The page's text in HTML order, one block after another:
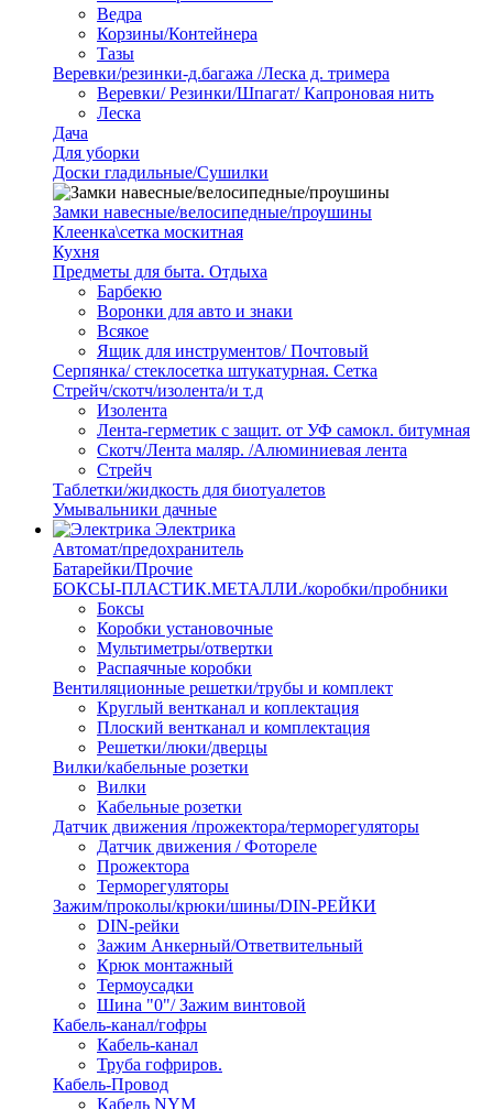
Ведра
Корзины/Контейнера
Тазы
Веревки/резинки-д.багажа /Леска д. тримера
Веревки/ Резинки/Шпагат/ Капроновая нить
Леска
Дача
Для уборки
Доски гладильные/Сушилки
Замки навесные/велосипедные/проушины
Клеенка\сетка москитная
Кухня
Предметы для быта. Отдыха
Барбекю
Воронки для авто и знаки
Всякое
Ящик для инструментов/ Почтовый
Серпянка/ стеклосетка штукатурная. Сетка
Стрейч/скотч/изолента/и т.д
Изолента
Лента-герметик с защит. от УФ самокл. битумная
Скотч/Лента маляр. /Алюминиевая лента
Стрейч
Таблетки/жидкость для биотуалетов
Умывальники дачные
Электрика
Автомат/предохранитель
Батарейки/Прочие
БОКСЫ-ПЛАСТИК.МЕТАЛЛИ./коробки/пробники
Боксы
Коробки установочные
Мультиметры/отвертки
Распаячные коробки
Вентиляционные решетки/трубы и комплект
Круглый вентканал и коплектация
Плоский вентканал и комплектация
Решетки/люки/дверцы
Вилки/кабельные розетки
Вилки
Кабельные розетки
Датчик движения /прожектора/терморегуляторы
Датчик движения / Фотореле
Прожектора
Терморегуляторы
Зажим/проколы/крюки/шины/DIN-РЕЙКИ
DIN-рейки
Зажим Анкерный/Ответвительный
Крюк монтажный
Термоусадки
Шина "0"/ Зажим винтовой
Кабель-канал/гофры
Кабель-канал
Труба гофриров.
Кабель-Провод
Кабель NYM